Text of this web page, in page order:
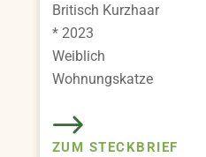
Britisch Kurzhaar
* 2023
Weiblich
Wohnungskatze
ZUM STECKBRIEF